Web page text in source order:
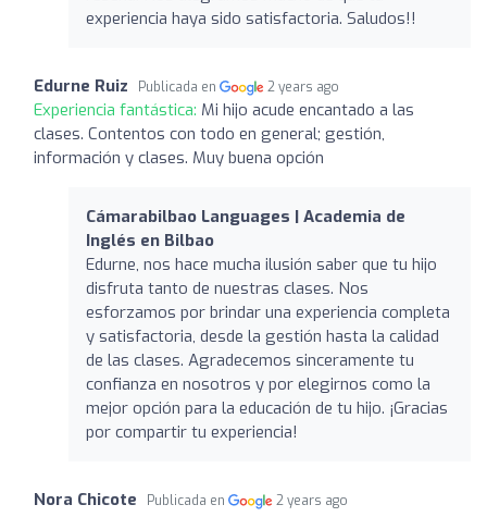
experiencia haya sido satisfactoria. Saludos!!
Edurne Ruiz Publicada en 2 years ago
Experiencia fantástica: Mi hijo acude encantado a las
clases. Contentos con todo en general; gestión,
información y clases. Muy buena opción
Cámarabilbao Languages | Academia de
Inglés en Bilbao
Edurne, nos hace mucha ilusión saber que tu hijo
disfruta tanto de nuestras clases. Nos
esforzamos por brindar una experiencia completa
y satisfactoria, desde la gestión hasta la calidad
de las clases. Agradecemos sinceramente tu
confianza en nosotros y por elegirnos como la
mejor opción para la educación de tu hijo. ¡Gracias
por compartir tu experiencia!
Nora Chicote Publicada en 2 years ago